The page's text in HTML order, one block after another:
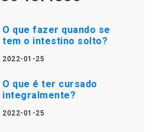
O que fazer quando se
tem o intestino solto?
2022-01-25
O que é ter cursado
integralmente?
2022-01-25